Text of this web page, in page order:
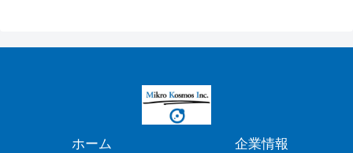
ホーム
企業情報